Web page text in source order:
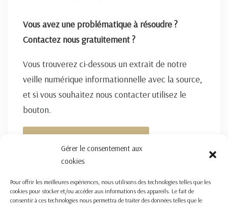
Gérer le consentement aux
cookies
Pour offrir les meilleures expériences, nous utilisons des technologies telles que les
cookies pour stocker et/ou accéder aux informations des appareils. Le fait de
consentir à ces technologies nous permettra de traiter des données telles que le
Vous avez une problématique à résoudre ?
Contactez nous gratuitement ?
Vous trouverez ci-dessous un extrait de notre
veille numérique informationnelle avec la source,
et si vous souhaitez nous contacter utilisez le
bouton.